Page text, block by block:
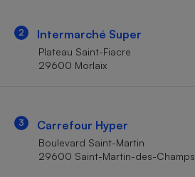
2 Intermarché Super
Plateau Saint-Fiacre
29600 Morlaix
3 Carrefour Hyper
Boulevard Saint-Martin
29600 Saint-Martin-des-Champs